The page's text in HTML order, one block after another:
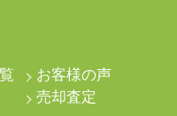
お客様の声
売却査定